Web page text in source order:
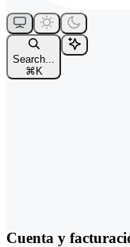
Search...
⌘ K
Cuenta y